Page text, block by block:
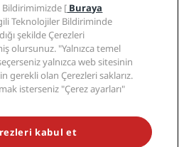
KAÇIRMAYIN
[ Buraya
Teknolojiler Bildiriminde
şekilde Çerezleri
olursunuz. "Yalnızca temel
yalnızca web sitesinin
gerekli olan Çerezleri saklarız.
isterseniz "Çerez ayarları"
kabul et